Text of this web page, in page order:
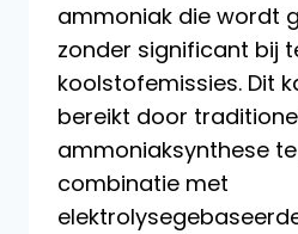
ammoniak die wordt
zonder significant bij
koolstofemissies. Dit
bereikt door
ammoniaksynthese
combinatie met